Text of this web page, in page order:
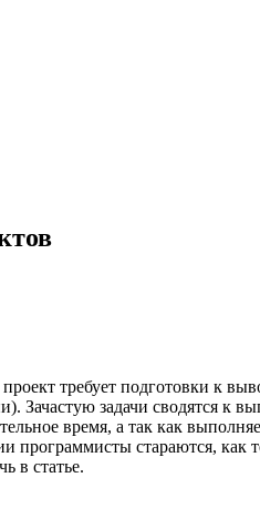
требует подготовки к
Зачастую задачи сводятся
время, а так как
программисты стараются,
в статье.